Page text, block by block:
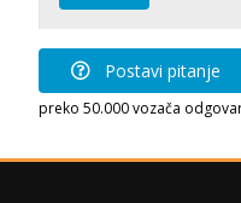
Postavi pitanje
preko 50.000 vozača